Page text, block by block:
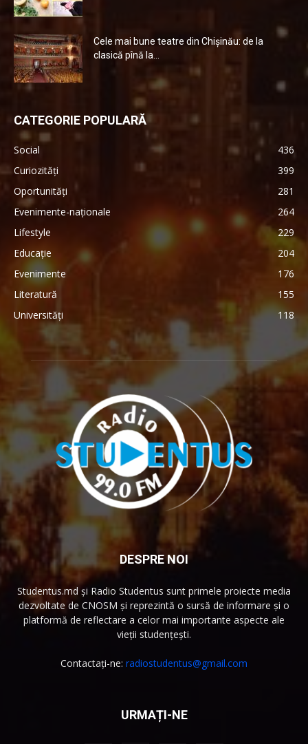
Cele mai bune teatre din Chişinău: de la
clasică pînă la...
CATEGORIE POPULARĂ
Social
436
Curiozități
399
Oportunități
281
Evenimente-naționale
264
Lifestyle
229
Educație
204
Evenimente
176
Literatură
155
Universități
118
DESPRE NOI
Studentus.md și Radio Studentus sunt primele proiecte media
dezvoltate de CNOSM și reprezintă o sursă de informare și o
platformă de reflectare a celor mai importante aspecte ale
vieții studențești.
Contactați-ne: radiostudentus@gmail.com
URMAȚI-NE